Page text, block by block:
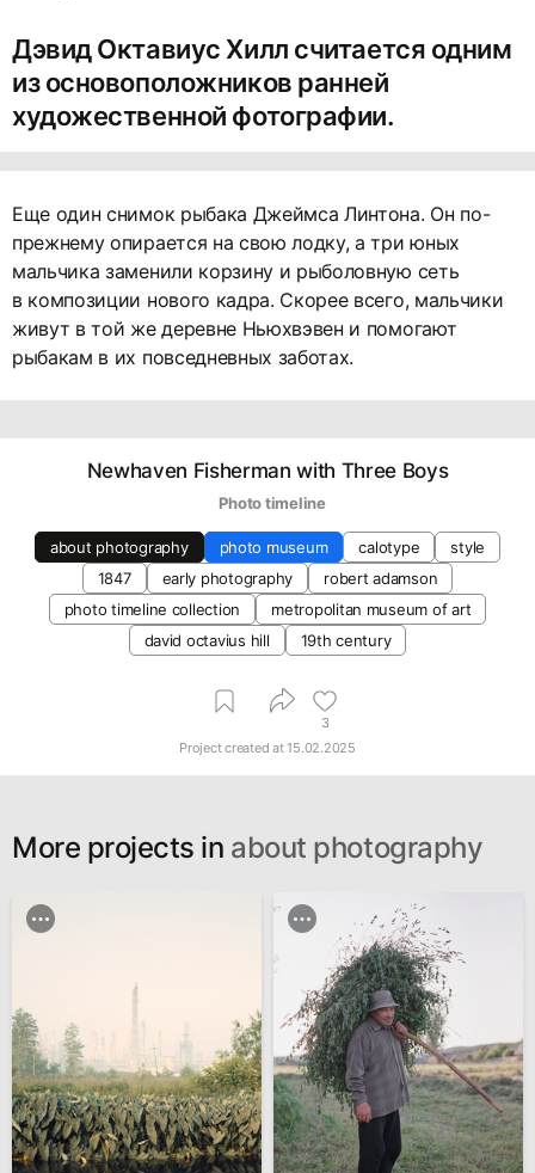
Дэвид Октавиус Хилл считается одним
из основоположников ранней
художественной фотографии.
Еще один снимок рыбака Джеймса Линтона. Он по-
прежнему опирается на свою лодку, а три юных
мальчика заменили корзину и рыболовную сеть
в композиции нового кадра. Скорее всего, мальчики
живут в той же деревне Ньюхвэвен и помогают
рыбакам в их повседневных заботах.
Newhaven Fisherman with Three Boys
   Photo timeline
about photography photo museum calotype
style
1847
early photography
robert adamson
photo timeline collection
metropolitan museum of art
david octavius hill
19th century
3
Project created at15.02.2025
More projects in about photography